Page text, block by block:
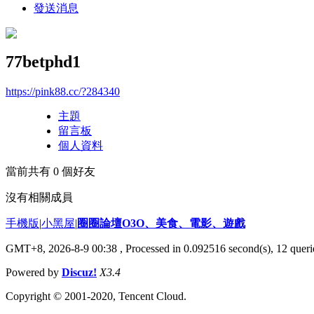
發送消息
77betphd1
https://pink88.cc/?284340
主題
留言板
個人資料
當前共有 0 個好友
沒有相關成員
手機版|小黑屋|圈圈論壇O3O、美食、電影、遊戲
GMT+8, 2026-8-9 00:38 , Processed in 0.092516 second(s), 12
Powered by Discuz! X3.4
Copyright © 2001-2020, Tencent Cloud.